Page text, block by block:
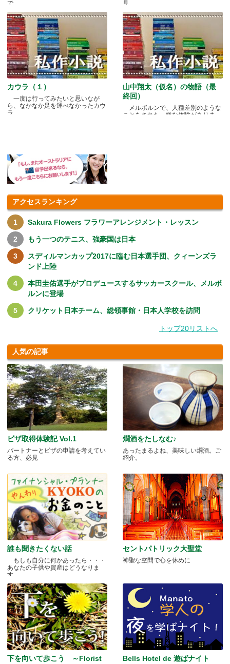
で.....
見.....
カウラ（１）
一度は行ってみたいと思いなが
ら、なかなか足を運べなかったカウ
ラ.....
山中翔太（仮名）の物語（最
終回）
メルボルンで、人種差別のような
ことをされた、嫌な体験がありま
アクセスランキング
Sakura Flowers フラワーアレンジメント・レッスン
もう一つのテニス、強豪国は日本
スディルマンカップ2017に臨む日本選手団、クィーンズラ
ンド上陸
本田圭佑選手がプロデュースするサッカースクール、メルボ
ルンに登場
クリケット日本チーム、総領事館・日本人学校を訪問
トップ20リストへ
人気の記事
ビザ取得体験記 Vol.1
パートナーとビザの申請を考えてい
る方、必見
燗酒をたしなむ♪
あったまるよね、美味しい燗酒。ご
紹介。
誰も聞きたくない話
もしも自分に何かあったら・・・
あなたの子供や資産はどうなりま
す.....
セントパトリック大聖堂
神聖な空間で心を休めに
下を向いて歩こう ～Florist
Bells Hotel de 遊ばナイト